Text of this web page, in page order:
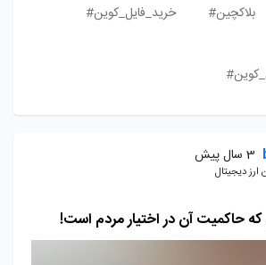
بلاکچین# خرید_فایل_کوین#
3 سال پیش
ارز دیجیتال
حاکمیت آن در اختیار مردم است!